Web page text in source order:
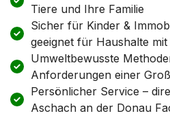
Tiere und Ihre Familie
Sicher für Kinder &
geeignet für Haushalte
Umweltbewusste
Anforderungen einer
Persönlicher Service –
Aschach an der Donau